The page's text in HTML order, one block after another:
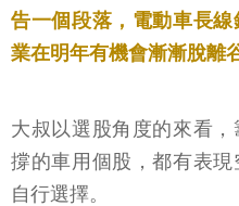
告一個段落，電動車長
業在明年有機會漸漸脫離
大叔以選股角度的來看
撐的車用個股，都有表
自行選擇。